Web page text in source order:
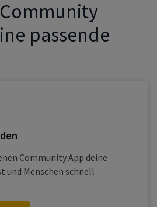
passende
Community App deine
und Menschen schnell